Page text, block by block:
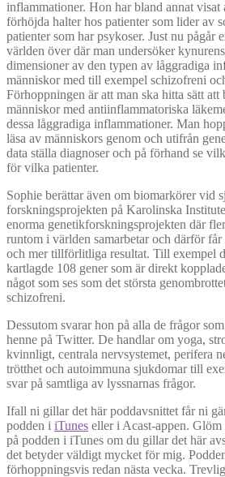
inflammationer. Hon har bland annat
förhöjda halter hos patienter som lider av
patienter som har psykoser. Just nu pågår
världen över där man undersöker
dimensioner av den typen av låggradiga
människor med till exempel schizofreni
Förhoppningen är att man ska hitta sätt
människor med antiinflammatoriska
dessa låggradiga inflammationer. Man
läsa av människors genom och utifrån
data ställa diagnoser och på förhand se
för vilka patienter.
Sophie berättar även om biomarkörer vid
forskningsprojekten på Karolinska
enorma genetikforskningsprojekten där
runtom i världen samarbetar och därför får
och mer tillförlitliga resultat. Till exempel
kartlagde 108 gener som är direkt
något som ses som det största
schizofreni.
Dessutom svarar hon på alla de frågor
henne på Twitter. De handlar om yoga,
kvinnligt, centrala nervsystemet, perifera
trötthet och autoimmuna sjukdomar till
svar på samtliga av lyssnarnas frågor.
Ifall ni gillar det här poddavsnittet får ni
podden i iTunes eller i Acast-appen. Glöm
på podden i iTunes om du gillar det här
det betyder väldigt mycket för mig.
förhoppningsvis redan nästa vecka.